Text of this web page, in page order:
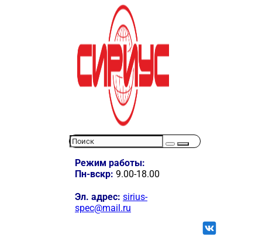
Режим работы:
Пн-вскр: 9.00-18.00
Эл. адрес: sirius-
spec@mail.ru